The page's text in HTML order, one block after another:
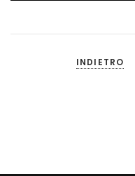
INDIETRO